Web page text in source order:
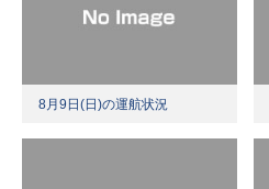
8月9日(日)の運航状況